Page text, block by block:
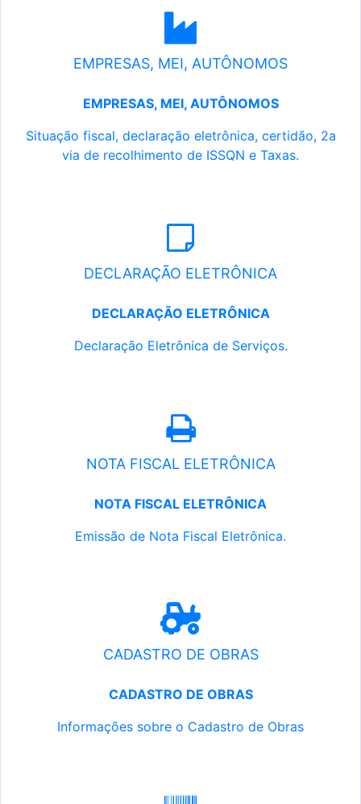
EMPRESAS, MEI, AUTÔNOMOS
EMPRESAS, MEI, AUTÔNOMOS
Situação fiscal, declaração eletrônica, certidão, 2a
via de recolhimento de ISSQN e Taxas.
DECLARAÇÃO ELETRÔNICA
DECLARAÇÃO ELETRÔNICA
Declaração Eletrônica de Serviços.
NOTA FISCAL ELETRÔNICA
NOTA FISCAL ELETRÔNICA
Emissão de Nota Fiscal Eletrônica.
CADASTRO DE OBRAS
CADASTRO DE OBRAS
Informações sobre o Cadastro de Obras